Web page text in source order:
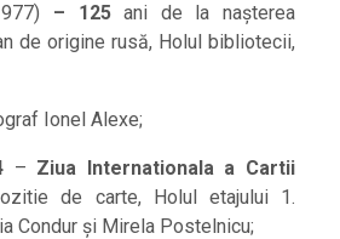
– 125ani de la nașterea
de origine rusă, Holul bibliotecii,
Ionel Alexe;
– Ziua Internationala a Cartii
de carte, Holul etajului 1.
Condur și Mirela Postelnicu;